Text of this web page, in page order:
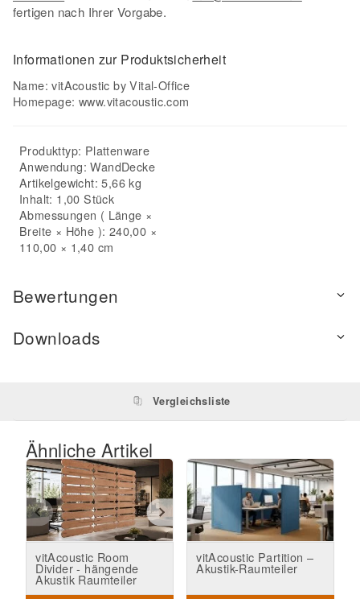
fertigen nach Ihrer Vorgabe.
Informationen zur Produktsicherheit
Name: vitAcoustic by Vital-Office
Homepage:www.vitacoustic.com
Produkttyp: Plattenware
Anwendung:WandDecke
Artikelgewicht: 5,66 kg
Inhalt: 1,00 Stück
Abmessungen ( Länge ×
Breite × Höhe ): 240,00 ×
110,00 × 1,40 cm
Bewertungen
Downloads
Vergleichsliste
Ähnliche Artikel
vitAcoustic Room
Divider - hängende
Akustik Raumteiler
vitAcoustic Partition –
Akustik-Raumteiler